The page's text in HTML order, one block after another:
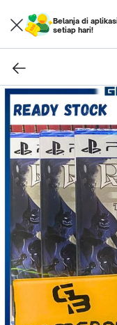
Belanja di
setiap hari!